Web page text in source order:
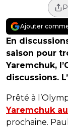
Ajouter
En
saison pour
Yaremchuk,
discussions.
Prêté à
Yaremchuk
prochaine.